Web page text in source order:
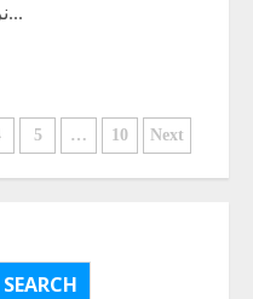
نرالا کے کردار پر ایک نیا انکشاف...
5 … 10 Next
SEARCH